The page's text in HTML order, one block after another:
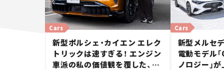
Cars
新型ポルシェ・カイエン エレク
トリックは速すぎる！ エンジン
車派の私の価値観を覆した、新
Cars
新型メルセ
電動モデル
ノロジー」